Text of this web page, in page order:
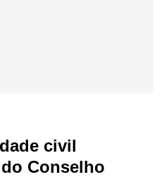
civil
Conselho